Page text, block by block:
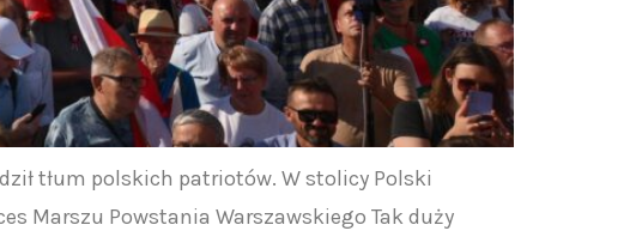
tłum polskich patriotów. W stolicy Polski
Marszu Powstania Warszawskiego Tak duży